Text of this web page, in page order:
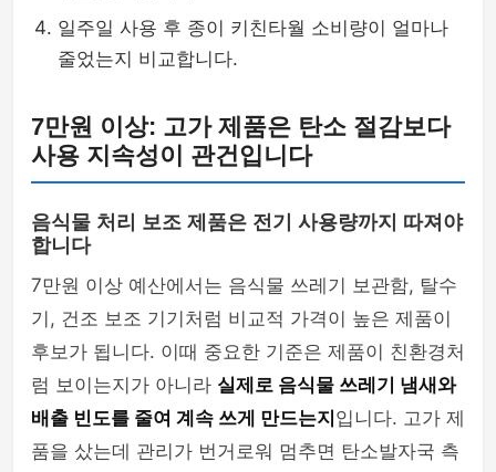
일주일 사용 후 종이 키친타월 소비량이 얼마나
줄었는지 비교합니다.
7만원 이상: 고가 제품은 탄소 절감보다
사용 지속성이 관건입니다
음식물 처리 보조 제품은 전기 사용량까지 따져야
합니다
7만원 이상 예산에서는 음식물 쓰레기 보관함, 탈수
기, 건조 보조 기기처럼 비교적 가격이 높은 제품이
후보가 됩니다. 이때 중요한 기준은 제품이 친환경처
럼 보이는지가 아니라 실제로 음식물 쓰레기 냄새와
배출 빈도를 줄여 계속 쓰게 만드는지 입니다. 고가 제
품을 샀는데 관리가 번거로워 멈추면 탄소발자국 측